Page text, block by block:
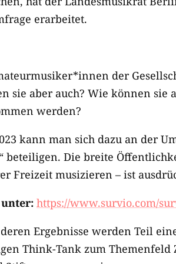
erarbeitet.
der
sie aber auch? Wie können
werden?
kann man sich dazu an der
beteiligen. Die breite
Freizeit musizieren – ist
https://www.survio.com/
Ergebnisse werden Teil
Think-Tank zum